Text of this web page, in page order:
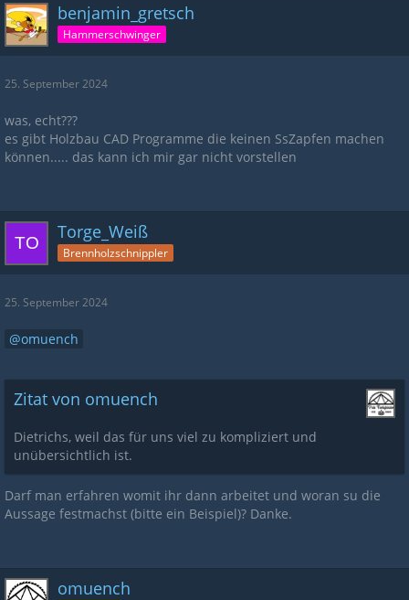
benjamin_gretsch
Hammerschwinger
25. September 2024
was, echt???
es gibt Holzbau CAD Programme die keinen SsZapfen machen
können..... das kann ich mir gar nicht vorstellen
Torge_Weiß
Brennholzschnippler
25. September 2024
omuench
Zitat von omuench
Dietrichs, weil das für uns viel zu kompliziert und
unübersichtlich ist.
Darf man erfahren womit ihr dann arbeitet und woran su die
Aussage festmachst (bitte ein Beispiel)? Danke.
omuench